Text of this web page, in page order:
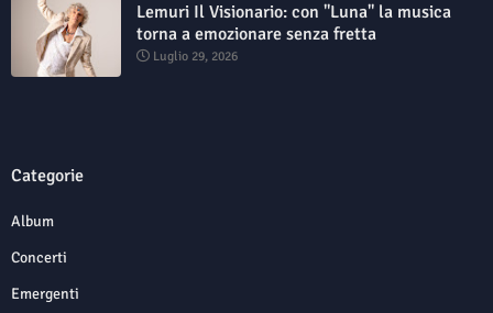
Lemuri Il Visionario: con "Luna" la musica
torna a emozionare senza fretta
Luglio 29, 2026
Categorie
Album
Concerti
Emergenti